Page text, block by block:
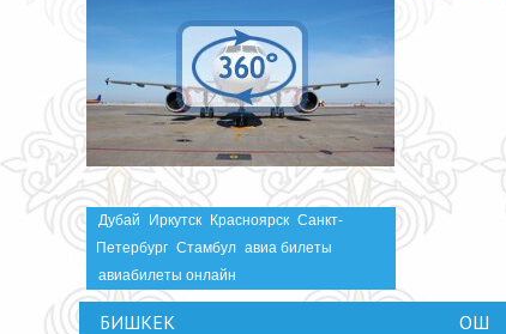
Дубай Иркутск Красноярск Санкт-
Петербург Стамбул авиа билеты
авиабилеты онлайн
БИШКЕК ОШ